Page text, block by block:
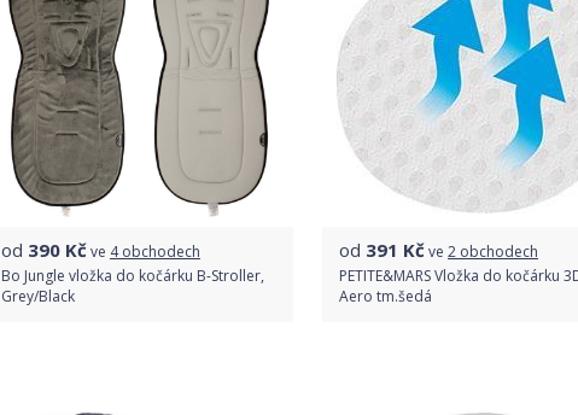
od 390 Kčve 4 obchodech
Bo Jungle vložka do kočárku B-Stroller,
Grey/Black
od 391 Kčve 2 obchodech
PETITE&MARS Vložka do kočárku
Aero tm.šedá